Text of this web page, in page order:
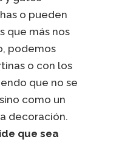
o pueden
que más nos
podemos
o con los
que no se
como un
decoración.
que sea